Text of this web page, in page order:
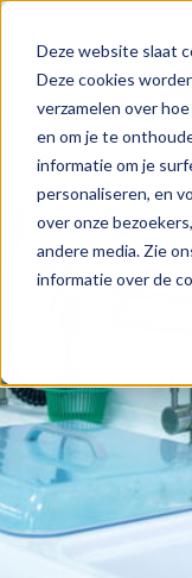
Deze website slaat
Deze cookies
verzamelen over
en om je te
informatie om je
personaliseren, en
over onze
andere media. Zie
informatie over de